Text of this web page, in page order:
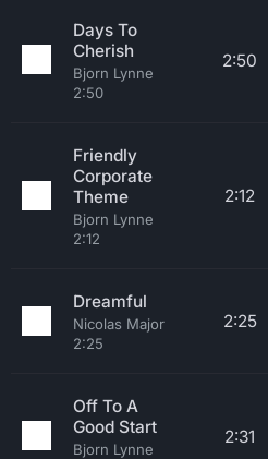
Days To
Cherish
Bjorn Lynne
2:50
2:50
Friendly
Corporate
Theme
Bjorn Lynne
2:12
2:12
Dreamful
Nicolas Major
2:25
2:25
Off To A
Good Start
Bjorn Lynne
2:31